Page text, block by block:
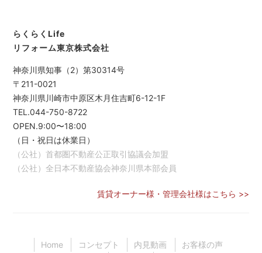
らくらくLife
リフォーム東京株式会社
神奈川県知事（2）第30314号
〒211-0021
神奈川県川崎市中原区木月住吉町6-12-1F
TEL.044-750-8722
OPEN.9:00〜18:00
（日・祝日は休業日）
（公社）首都圏不動産公正取引協議会加盟
（公社）全日本不動産協会神奈川県本部会員
賃貸オーナー様・管理会社様はこちら >>
Home コンセプト 内見動画 お客様の声